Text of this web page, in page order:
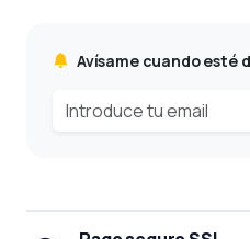
Avísame cuando esté